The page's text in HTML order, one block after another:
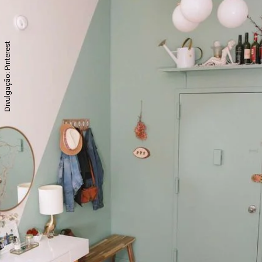
Divulgação: Pinterest